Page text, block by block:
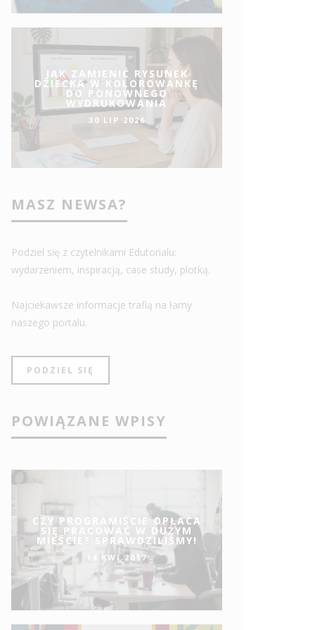
JAK ZAMIENIĆ RYSUNEK
DZIECKA W KOLOROWANKĘ
DO PONOWNEGO
WYDRUKOWANIA
30 LIP 2026
MASZ NEWSA?
Podziel się z czytelnikami Edutorialu:
wydarzeniem, inspiracją, case study, plotką.
Najciekawsze informacje trafią na łamy
naszego portalu.
PODZIEL SIĘ
POWIĄZANE WPISY
CZY PROGRAMIŚCIE OPŁACA
SIĘ PRACOWAĆ W DUŻYM
MIEŚCIE? SPRAWDZILIŚMY!
14 KWI 2017